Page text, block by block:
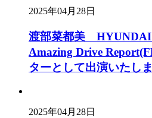
2025年04月28日
渡部菜都美 HYUNDAI
Amazing Drive
ターとして出演いたしま
2025年04月28日